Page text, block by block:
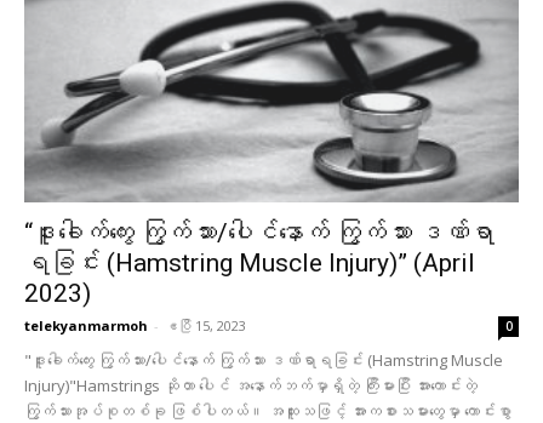
“ဒူးခေါက်ကွေး ကြွက်သား/ပေါင်နောက် ကြွက်သား ဒဏ်ရာ
ရခြင်း (Hamstring Muscle Injury)” (April
2023)
telekyanmarmoh - ဧပြီ 15, 2023 0
"ဒူးခေါက်ကွေး ကြွက်သား/ပေါင်နောက် ကြွက်သား ဒဏ်ရာရခြင်း (Hamstring Muscle
Injury)"Hamstrings ဆိုတာ ပေါင် အနောက်ဘက်မှာရှိတဲ့ ကြီးမားပြီး အားကောင်းတဲ့
ကြွက်သားအုပ်စုတစ်ခု ဖြစ်ပါတယ်။ အထူးသဖြင့် အားကစားသမားတွေမှာ ကောင်းစွာ